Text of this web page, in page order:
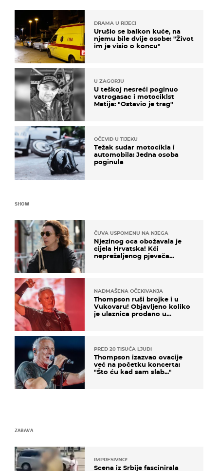
DRAMA U RIJECI
Urušio se balkon kuće, na
njemu bile dvije osobe: "Život
im je visio o koncu"
U ZAGORJU
U teškoj nesreći poginuo
vatrogasac i motociklst
Matija: "Ostavio je trag"
OČEVID U TIJEKU
Težak sudar motocikla i
automobila: Jedna osoba
poginula
SHOW
ČUVA USPOMENU NA NJEGA
Njezinog oca obožavala je
cijela Hrvatska! Kći
neprežaljenog pjevača
NADMAŠENA OČEKIVANJA
Thompson ruši brojke i u
Vukovaru! Objavljeno koliko
je ulaznica prodano u
PRED 20 TISUĆA LJUDI
Thompson izazvao ovacije
već na početku koncerta:
"Što ću kad sam slab..."
ZABAVA
IMPRESIVNO!
Scena iz Srbije fascinirala